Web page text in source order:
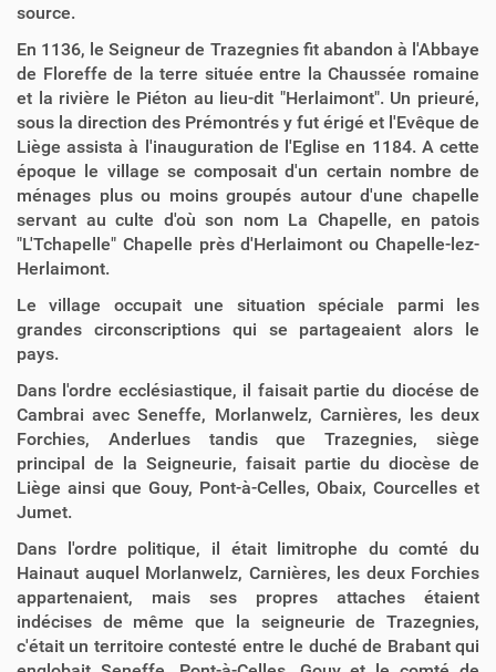
source.
En 1136, le Seigneur de Trazegnies fit abandon à l'Abbaye
de Floreffe de la terre située entre la Chaussée romaine
et la rivière le Piéton au lieu-dit "Herlaimont". Un prieuré,
sous la direction des Prémontrés y fut érigé et l'Evêque de
Liège assista à l'inauguration de l'Eglise en 1184. A cette
époque le village se composait d'un certain nombre de
ménages plus ou moins groupés autour d'une chapelle
servant au culte d'où son nom La Chapelle, en patois
"L'Tchapelle" Chapelle près d'Herlaimont ou Chapelle-lez-
Herlaimont.
Le village occupait une situation spéciale parmi les
grandes circonscriptions qui se partageaient alors le
pays.
Dans l'ordre ecclésiastique, il faisait partie du diocése de
Cambrai avec Seneffe, Morlanwelz, Carnières, les deux
Forchies, Anderlues tandis que Trazegnies, siège
principal de la Seigneurie, faisait partie du diocèse de
Liège ainsi que Gouy, Pont-à-Celles, Obaix, Courcelles et
Jumet.
Dans l'ordre politique, il était limitrophe du comté du
Hainaut auquel Morlanwelz, Carnières, les deux Forchies
appartenaient, mais ses propres attaches étaient
indécises de même que la seigneurie de Trazegnies,
c'était un territoire contesté entre le duché de Brabant qui